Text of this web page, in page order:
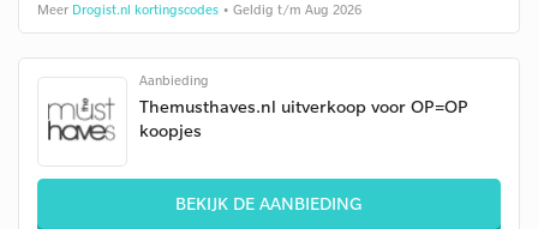
Meer Drogist.nl kortingscodes • Geldig t/m Aug 2026
Aanbieding
Themusthaves.nl uitverkoop voor OP=OP
koopjes
BEKIJK DE AANBIEDING